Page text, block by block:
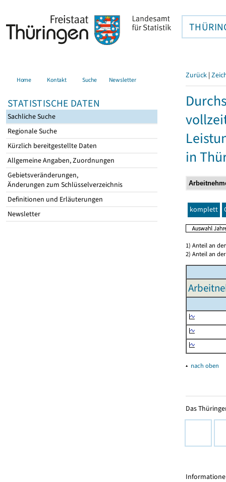
Home Kontakt Suche Newsletter
STATISTISCHE DATEN
Sachliche Suche
Regionale Suche
Kürzlich bereitgestellte Daten
Allgemeine Angaben, Zuordnungen
Gebietsveränderungen,
Änderungen zum Schlüsselverzeichnis
Definitionen und Erläuterungen
Newsletter
Zurück |
in
komplett
1) Anteil an
2) Anteil an
▴ nach oben
Das